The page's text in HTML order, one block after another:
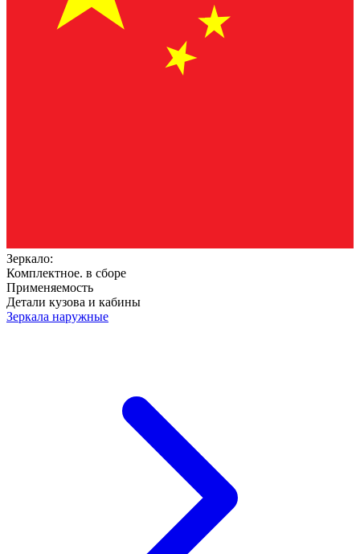
Зеркало:
Комплектное. в сборе
Применяемость
Детали кузова и кабины
Зеркала наружные